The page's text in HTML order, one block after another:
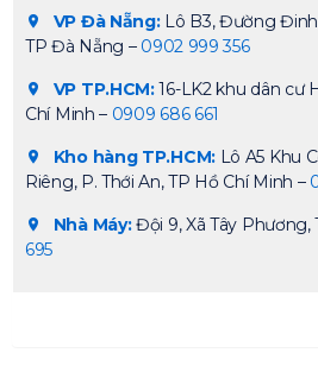
VP Đà Nẵng:Lô B3, Đường Đinh
TP Đà Nẵng – 0902 999 356
VP TP.HCM:16-LK2 khu dân cư
Chí Minh – 0909 686 661
Kho hàng TP.HCM:Lô A5 Khu
Riêng, P. Thới An, TP Hồ Chí Minh –
Nhà Máy:Đội 9, Xã Tây Phương,
695